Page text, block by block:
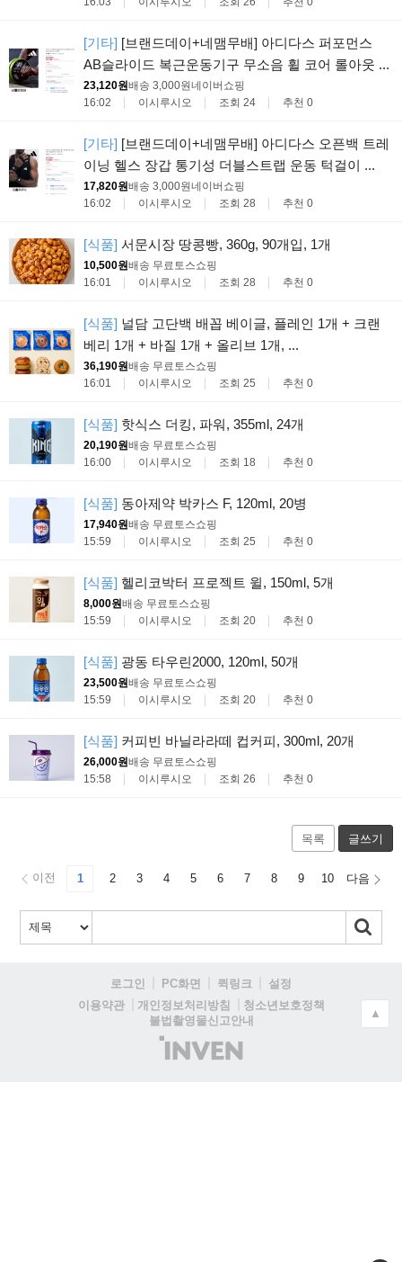
[기타] [브랜드데이+네맴무배] 아디다스 퍼포먼스
AB슬라이드 복근운동기구 무소음 휠 코어 롤아웃 ...
23,120원배송 3,000원네이버쇼핑
16:02
이시루시오 조회 24 추천 0
[기타] [브랜드데이+네맴무배] 아디다스 오픈백 트레
이닝 헬스 장갑 통기성 더블스트랩 운동 턱걸이 ...
17,820원배송 3,000원네이버쇼핑
16:02
이시루시오 조회 28 추천 0
[식품] 서문시장 땅콩빵, 360g, 90개입, 1개
10,500원배송 무료토스쇼핑
16:01
이시루시오 조회 28 추천 0
[식품] 널담 고단백 배꼽 베이글, 플레인 1개 + 크랜
베리 1개 + 바질 1개 + 올리브 1개, ...
36,190원배송 무료토스쇼핑
16:01
이시루시오 조회 25 추천 0
[식품] 핫식스 더킹, 파워, 355ml, 24개
20,190원배송 무료토스쇼핑
16:00
이시루시오 조회 18 추천 0
[식품] 동아제약 박카스 F, 120ml, 20병
17,940원배송 무료토스쇼핑
15:59
이시루시오 조회 25 추천 0
[식품] 헬리코박터 프로젝트 윌, 150ml, 5개
8,000원배송 무료토스쇼핑
15:59
이시루시오 조회 20 추천 0
[식품] 광동 타우린2000, 120ml, 50개
23,500원배송 무료토스쇼핑
15:59
이시루시오 조회 20 추천 0
[식품] 커피빈 바닐라라떼 컵커피, 300ml, 20개
26,000원배송 무료토스쇼핑
15:58
이시루시오 조회 26 추천 0
목록 글쓰기
이전 1 2 3 4 5 6 7 8 9 10 다음
로그인 PC화면 퀵링크
설정
이용약관
개인정보처리방침
청소년보호정책
불법촬영물신고안내
(주)
인
▲